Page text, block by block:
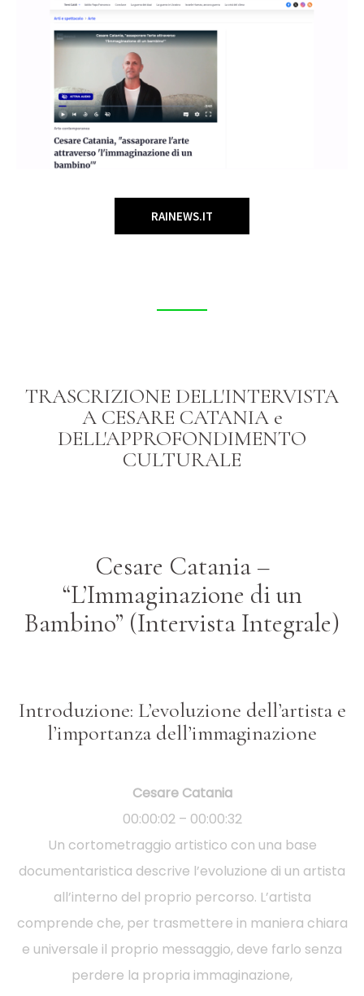
RAINEWS.IT
TRASCRIZIONE DELL'INTERVISTA
A CESARE CATANIA e
DELL'APPROFONDIMENTO
CULTURALE
Cesare Catania –
“L’Immaginazione di un
Bambino” (Intervista Integrale)
Introduzione: L’evoluzione dell’artista e
l’importanza dell’immaginazione
Cesare Catania
00:00:02 – 00:00:32
Un cortometraggio artistico con una base
documentaristica descrive l’evoluzione di un artista
all’interno del proprio percorso. L’artista
comprende che, per trasmettere in maniera chiara
e universale il proprio messaggio, deve farlo senza
perdere la propria immaginazione,